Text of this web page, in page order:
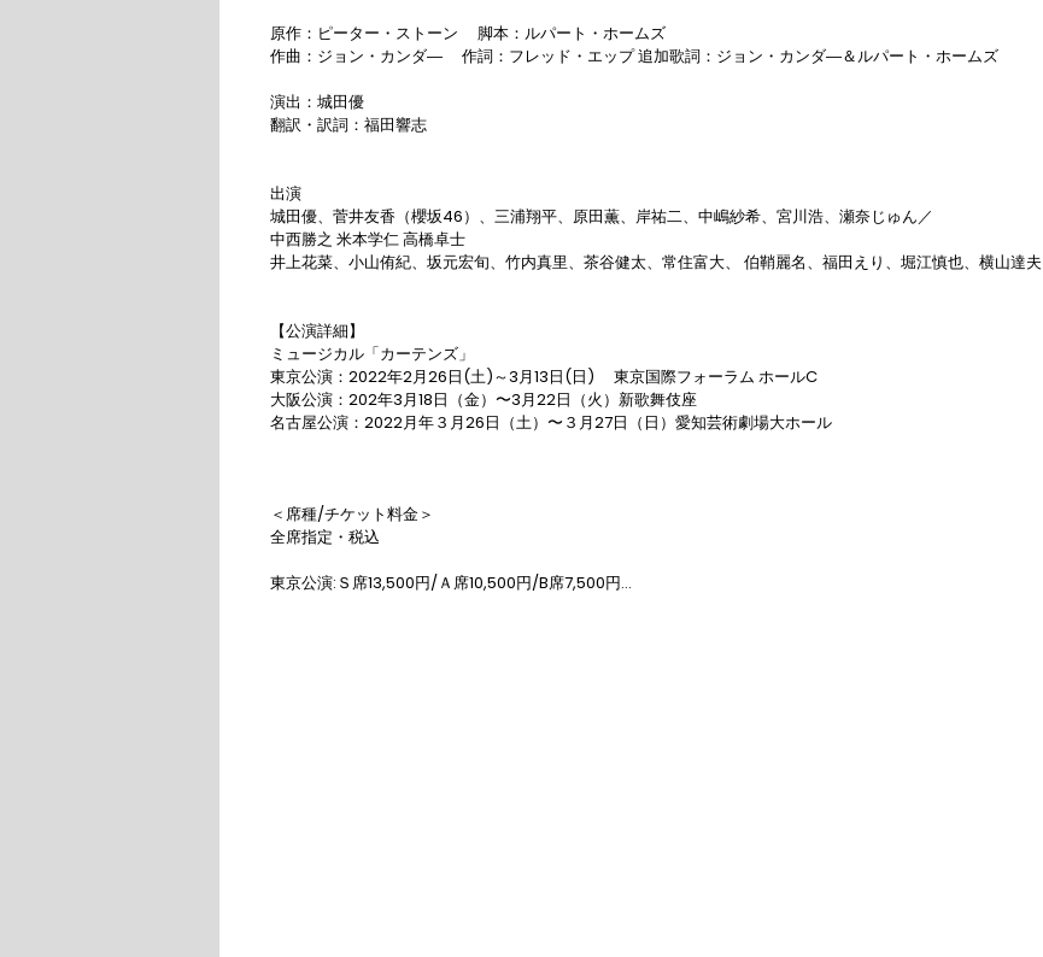
原作：ピーター・ストーン 　脚本：ルパート・ホームズ
作曲：ジョン・カンダ― 　作詞：フレッド・エップ 追加歌詞：ジョン・カンダ―＆ルパート・ホームズ
演出：城⽥優
翻訳・訳詞：福⽥響志
出演
城⽥優、菅井友⾹（櫻坂46）、三浦翔平、原⽥薫、岸祐⼆、中嶋紗希、宮川浩、瀬奈じゅん／
中⻄勝之 ⽶本学仁 ⾼橋卓⼠
井上花菜、⼩⼭侑紀、坂元宏旬、⽵内真⾥、茶⾕健太、常住富⼤、 伯鞘麗名、福⽥えり、堀江慎也、横⼭達夫
【公演詳細】
ミュージカル「カーテンズ」
東京公演：2022年2月26日(土)～3月13日(日)　 東京国際フォーラム ホールC
大阪公演：202年3月18日（金）〜3月22日（火）新歌舞伎座
名古屋公演：2022月年３月26日（土）〜３月27日（日）愛知芸術劇場大ホール
＜席種/チケット料金＞
全席指定・税込
東京公演:Ｓ席13,500円/Ａ席10,500円/B席7,500円